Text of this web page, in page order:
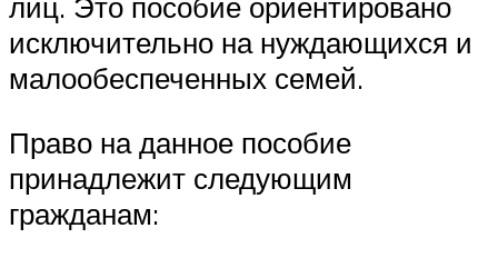
исключительно на нуждающихся и
малообеспеченных семей.
Право на данное пособие
принадлежит следующим
гражданам: